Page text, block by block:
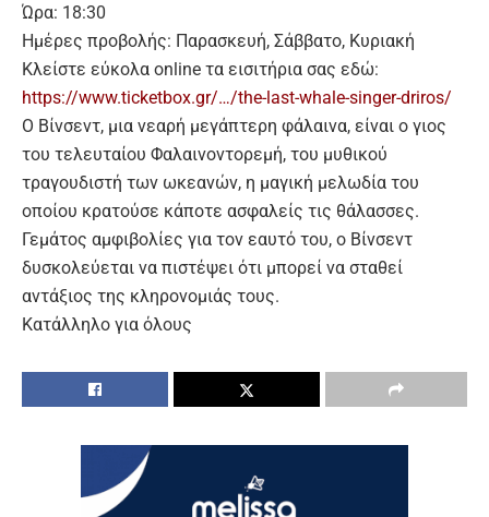
Ώρα: 18:30
Ημέρες προβολής: Παρασκευή, Σάββατο, Κυριακή
Κλείστε εύκολα online τα εισιτήρια σας εδώ:
https://www.ticketbox.gr/…/the-last-whale-singer-driros/
Ο Βίνσεντ, μια νεαρή μεγάπτερη φάλαινα, είναι ο γιος
του τελευταίου Φαλαινοντορεμή, του μυθικού
τραγουδιστή των ωκεανών, η μαγική μελωδία του
οποίου κρατούσε κάποτε ασφαλείς τις θάλασσες.
Γεμάτος αμφιβολίες για τον εαυτό του, ο Βίνσεντ
δυσκολεύεται να πιστέψει ότι μπορεί να σταθεί
αντάξιος της κληρονομιάς τους.
Κατάλληλο για όλους